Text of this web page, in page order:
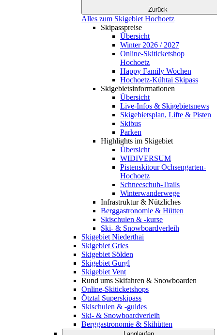
Zurück
Alles zum Skigebiet Hochoetz
Skipasspreise
Übersicht
Winter 2026 / 2027
Online-Skiticketshop
Hochoetz
Happy Family Wochen
Hochoetz-Kühtai Skipass
Skigebietsinformationen
Übersicht
Live-Infos & Skigebietsnews
Skigebietsplan, Lifte & Pisten
Skibus
Parken
Highlights im Skigebiet
Übersicht
WIDIVERSUM
Pistenskitour Ochsengarten-
Hochoetz
Schneeschuh-Trails
Winterwanderwege
Infrastruktur & Nützliches
Berggastronomie & Hütten
Skischulen & -kurse
Ski- & Snowboardverleih
Skigebiet Niederthai
Skigebiet Gries
Skigebiet Sölden
Skigebiet Gurgl
Skigebiet Vent
Rund ums Skifahren & Snowboarden
Online-Skiticketshops
Ötztal Superskipass
Skischulen & -guides
Ski- & Snowboardverleih
Berggastronomie & Skihütten